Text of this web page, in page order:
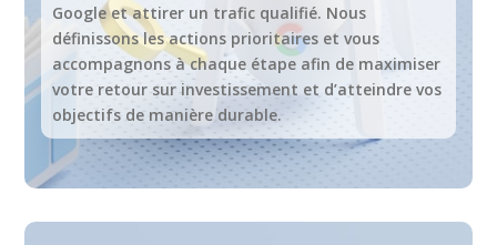
Google et attirer un trafic qualifié. Nous
définissons les actions prioritaires et vous
accompagnons à chaque étape afin de maximiser
votre retour sur investissement et d’atteindre vos
objectifs de manière durable.